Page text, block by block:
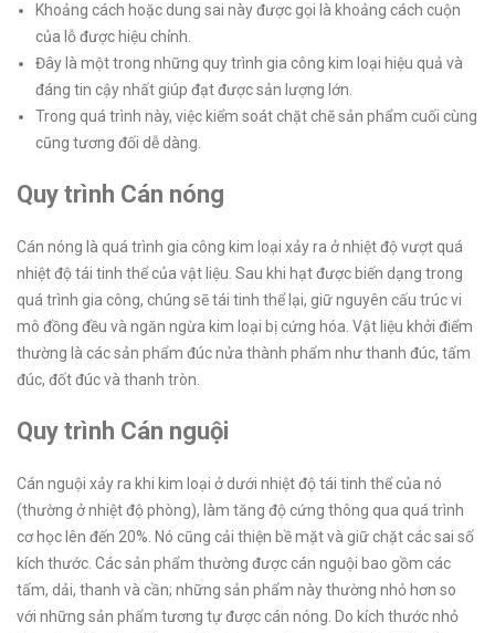
Khoảng cách hoặc dung sai này được gọi là khoảng cách cuộn
của lỗ được hiệu chỉnh.
Đây là một trong những quy trình gia công kim loại hiệu quả và
đáng tin cậy nhất giúp đạt được sản lượng lớn.
Trong quá trình này, việc kiểm soát chặt chẽ sản phẩm cuối cùng
cũng tương đối dễ dàng.
Quy trình Cán nóng
Cán nóng là quá trình gia công kim loại xảy ra ở nhiệt độ vượt quá
nhiệt độ tái tinh thể của vật liệu. Sau khi hạt được biến dạng trong
quá trình gia công, chúng sẽ tái tinh thể lại, giữ nguyên cấu trúc vi
mô đồng đều và ngăn ngừa kim loại bị cứng hóa. Vật liệu khởi điểm
thường là các sản phẩm đúc nửa thành phẩm như thanh đúc, tấm
đúc, đốt đúc và thanh tròn.
Quy trình Cán nguội
Cán nguội xảy ra khi kim loại ở dưới nhiệt độ tái tinh thể của nó
(thường ở nhiệt độ phòng), làm tăng độ cứng thông qua quá trình
cơ học lên đến 20%. Nó cũng cải thiện bề mặt và giữ chặt các sai số
kích thước. Các sản phẩm thường được cán nguội bao gồm các
tấm, dải, thanh và cần; những sản phẩm này thường nhỏ hơn so
với những sản phẩm tương tự được cán nóng. Do kích thước nhỏ